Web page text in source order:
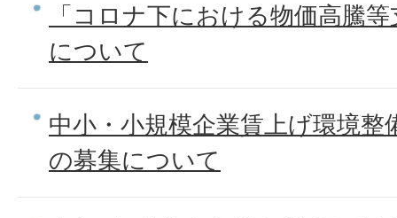
「コロナ下における物価高騰
について
中小・小規模企業賃上げ環境整
の募集について